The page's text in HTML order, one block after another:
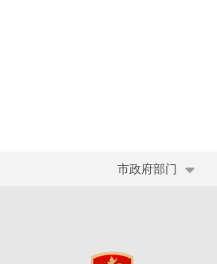
市政府部门